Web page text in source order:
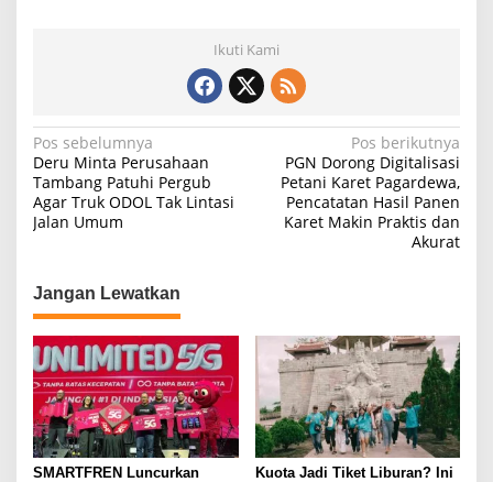
Ikuti Kami
N
a
v
i
a
s
i
p
o
s
Pos sebelumnya
Deru Minta Perusahaan
Tambang Patuhi Pergub
Agar Truk ODOL Tak Lintasi
Jalan Umum
Pos berikutnya
PGN Dorong Digitalisasi
Petani Karet Pagardewa,
Pencatatan Hasil Panen
Karet Makin Praktis dan
Akurat
Jangan Lewatkan
SMARTFREN Luncurkan
Kuota Jadi Tiket Liburan? Ini